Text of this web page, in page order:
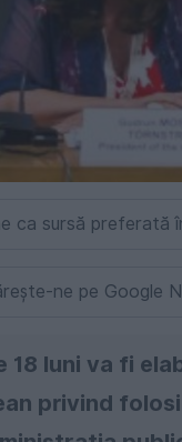
ca sursă preferată
ne pe Google
18 luni va fi
privind